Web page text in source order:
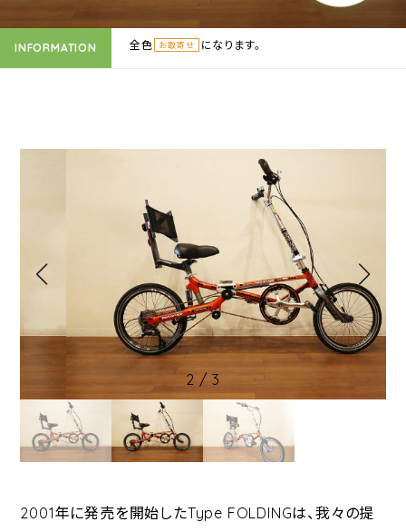
INFORMATION 全色 お取寄せ になります。
2 / 3
2001年に発売を開始したType FOLDINGは、我々の提